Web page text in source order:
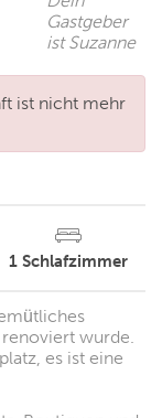
Gastgeber
ist Suzanne
ist nicht mehr
1 Schlafzimmer
wurde.
es ist eine